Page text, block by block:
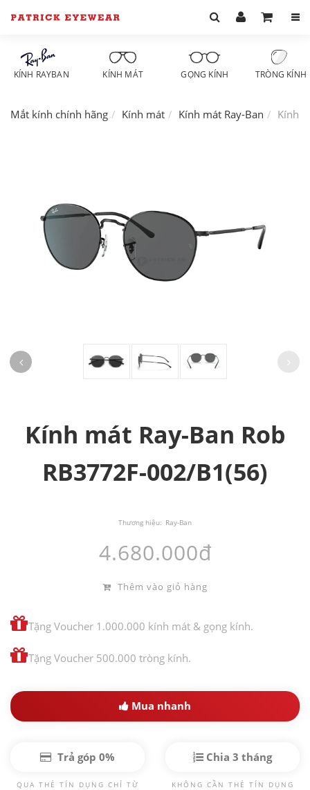
KÍNH RAYBAN KÍNH MÁT GỌNG KÍNH TRÒNG KÍNH
Mắt kính chính hãng Kính mát Kính mát Ray-Ban Kính
Kính mát Ray-Ban Rob
RB3772F-002/B1(56)
Thương hiệu: Ray-Ban
4.680.000đ
Thêm vào giỏ hàng
Tặng Voucher 1.000.000 kính mát & gọng kính.
Tặng Voucher 500.000 tròng kính.
Mua nhanh
Trả góp 0%
QUA THẺ TÍN DỤNG CHỈ TỪ
Chia 3 tháng
KHÔNG CẦN THẺ TÍN DỤNG